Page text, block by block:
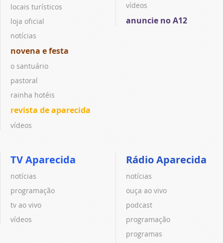
locais turísticos
loja oficial
notícias
novena e festa
o santuário
pastoral
rainha hotéis
revista de aparecida
vídeos
vídeos
anuncie no A12
TV Aparecida
notícias
programação
tv ao vivo
vídeos
Rádio Aparecida
notícias
ouça ao vivo
podcast
programação
programas